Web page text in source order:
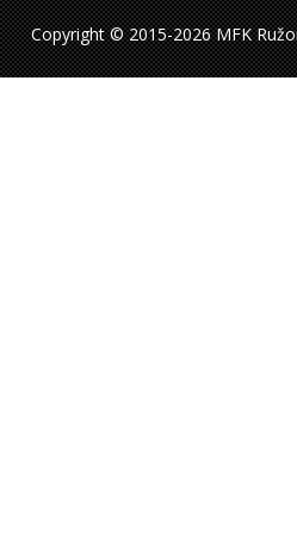
Copyright © 2015-2026 MFK